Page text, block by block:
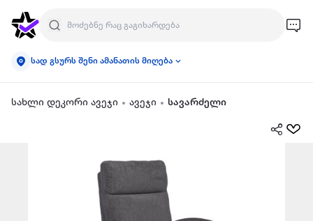
სად გსურს შენი ამანათის მიღება
სახლი დეკორი ავეჯი ავეჯი სავარძელი